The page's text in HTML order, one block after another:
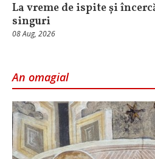
La vreme de ispite și
singuri
08 Aug, 2026
An omagial